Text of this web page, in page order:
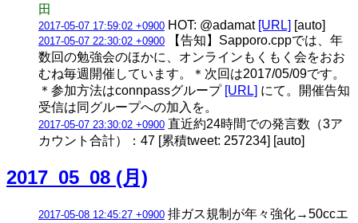
田
2017-05-07 17:59:02 +0900 HOT: @adamat [URL] [auto]
2017-05-07 22:30:02 +0900 【告知】Sapporo.cppでは、年
数回の勉強会のほかに、オンラインもくもく会をおお
むね毎週開催しています。＊次回は2017/05/09です。
＊参加方法はconnpassグループ [URL] にて。開催告知
受信は同グループへの加入を。
2017-05-07 23:30:02 +0900 直近約24時間での発言数（3ア
カウント合計）：47 [累積tweet: 257234] [auto]
2017_05_08 (月)
2017-05-08 12:45:27 +0900 排ガス規制が年々強化→50ccエ